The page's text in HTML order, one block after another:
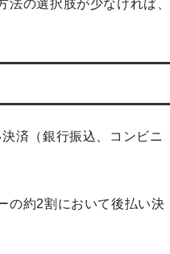
の選択肢が少なければ、
済（銀行振込、コンビニ
の約2割において後払い決